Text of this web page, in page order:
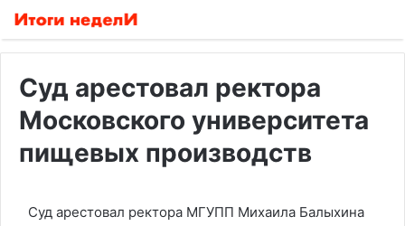
Суд арестовал ректора
Московского университета
пищевых производств
Суд арестовал ректора МГУПП Михаила Балыхина